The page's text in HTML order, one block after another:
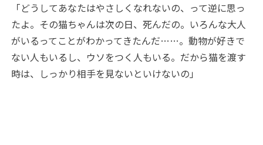
「どうしてあなたはやさしくなれないの、って逆に思っ
たよ。その猫ちゃんは次の日、死んだの。いろんな大人
がいるってことがわかってきたんだ……。動物が好きで
ない人もいるし、ウソをつく人もいる。だから猫を渡す
時は、しっかり相手を見ないといけないの」